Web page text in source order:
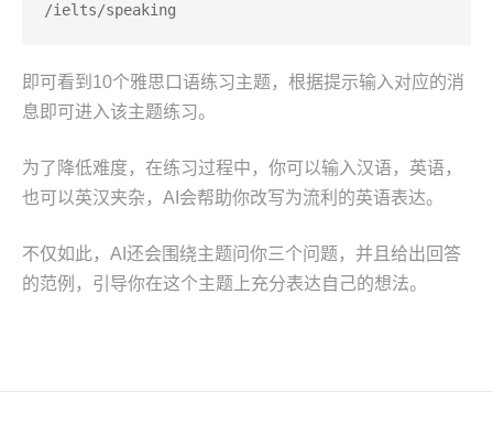
/ielts/speaking
即可看到10个雅思口语练习主题，根据提示输入对应的消
息即可进入该主题练习。
为了降低难度，在练习过程中，你可以输入汉语，英语，
也可以英汉夹杂，AI会帮助你改写为流利的英语表达。
不仅如此，AI还会围绕主题问你三个问题，并且给出回答
的范例，引导你在这个主题上充分表达自己的想法。